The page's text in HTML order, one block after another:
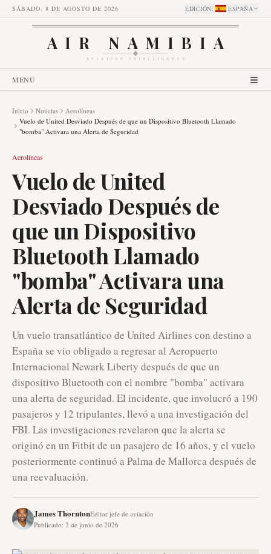
SÁBADO, 8 DE AGOSTO DE 2026 EDICIÓN: ESPAÑA
AIR NAMIBIA
AVIATION INTELLIGENCE
MENÚ
Inicio Noticias
Aerolíneas
Vuelo de United Desviado Después de que un Dispositivo Bluetooth Llamado
"bomba" Activara una Alerta de Seguridad
Aerolíneas
Vuelo de United
Desviado Después de
que un Dispositivo
Bluetooth Llamado
"bomba" Activara una
Alerta de Seguridad
Un vuelo transatlántico de United Airlines con destino a
España se vio obligado a regresar al Aeropuerto
Internacional Newark Liberty después de que un
dispositivo Bluetooth con el nombre "bomba" activara
una alerta de seguridad. El incidente, que involucró a 190
pasajeros y 12 tripulantes, llevó a una investigación del
FBI. Las investigaciones revelaron que la alerta se
originó en un Fitbit de un pasajero de 16 años, y el vuelo
posteriormente continuó a Palma de Mallorca después de
una reevaluación.
James ThorntonEditor jefe de aviación
Publicado: 2 de junio de 2026